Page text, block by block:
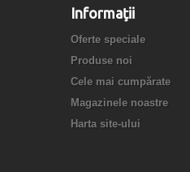
Informaţii
Oferte speciale
Produse noi
Cele mai cumpărate
Magazinele noastre
Harta site-ului